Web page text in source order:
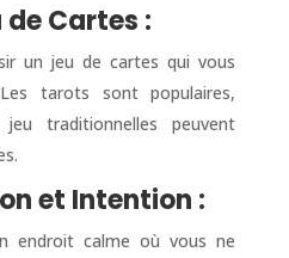
de Cartes :
un jeu de cartes qui vous
tarots sont populaires,
traditionnelles peuvent
et Intention :
endroit calme où vous ne